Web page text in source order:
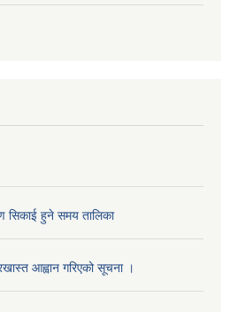
सिकाई हुने समय तालिका
आह्वान गरिएको सूचना ।